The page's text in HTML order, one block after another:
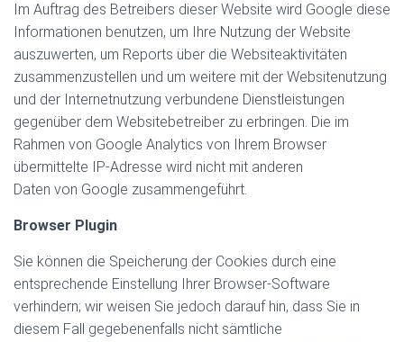
Im Auftrag des Betreibers dieser Website wird Google diese
Informationen benutzen, um Ihre Nutzung der Website
auszuwerten, um Reports über die Websiteaktivitäten
zusammenzustellen und um weitere mit der Websitenutzung
und der Internetnutzung verbundene Dienstleistungen
gegenüber dem Websitebetreiber zu erbringen. Die im
Rahmen von Google Analytics von Ihrem Browser
übermittelte IP-Adresse wird nicht mit anderen
Daten von Google zusammengeführt.
Browser Plugin
Sie können die Speicherung der Cookies durch eine
entsprechende Einstellung Ihrer Browser-Software
verhindern; wir weisen Sie jedoch darauf hin, dass Sie in
diesem Fall gegebenenfalls nicht sämtliche